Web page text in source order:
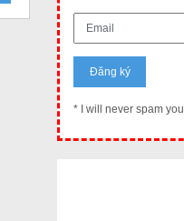
* I will never spam you